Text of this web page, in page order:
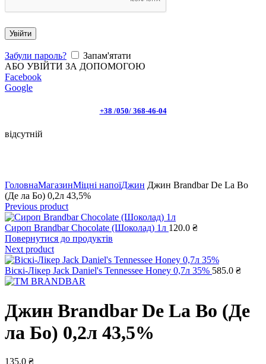
Увійти
Забули пароль?
Запам'ятати
АБО УВІЙТИ ЗА ДОПОМОГОЮ
Facebook
Google
+38 /050/ 368-46-04
відсутній
ГоловнаМагазинМіцні напоїДжин Джин Brandbar De La Bo
(Де ла Бо) 0,2л 43,5%
Previous product
Сироп Brandbar Chocolate (Шоколад) 1л 120.0 ₴
Повернутися до продуктів
Next product
Віскі-Лікер Jack Daniel's Tennessee Honey 0,7л 35% 585.0 ₴
Джин Brandbar De La Bo (Де
ла Бо) 0,2л 43,5%
135.0 ₴